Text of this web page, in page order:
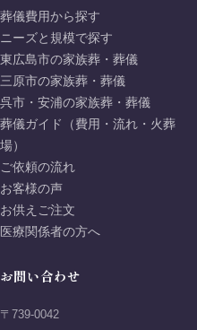
葬儀費用から探す
ニーズと規模で探す
東広島市の家族葬・葬儀
三原市の家族葬・葬儀
呉市・安浦の家族葬・葬儀
葬儀ガイド（費用・流れ・火葬
場）
ご依頼の流れ
お客様の声
お供えご注文
医療関係者の方へ
お問い合わせ
〒739-0042